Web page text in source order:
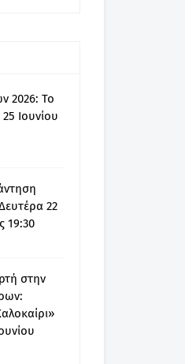
2026: Το
Ιουνίου
22
19:30
στην